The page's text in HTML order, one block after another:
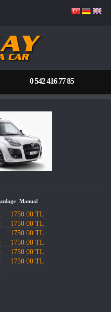
0 542 416 77 85
Manual
: 1750.00 TL
: 1750.00 TL
: 1750.00 TL
: 1750.00 TL
: 1750.00 TL
: 1750.00 TL